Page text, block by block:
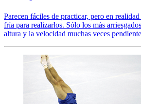
Parecen fáciles de practicar, pero en
fría para realizarlos. Sólo los más
altura y la velocidad muchas veces